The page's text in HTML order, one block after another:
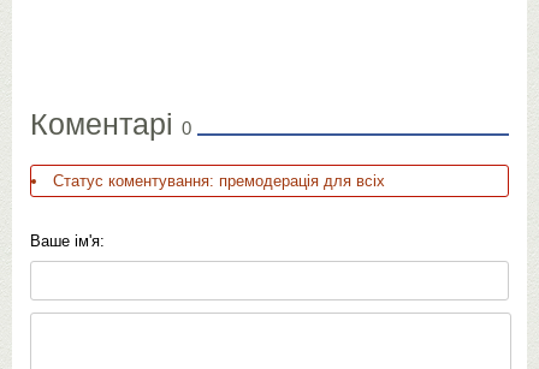
Коментарі 0
Статус коментування: премодерація для всіх
Ваше ім'я: